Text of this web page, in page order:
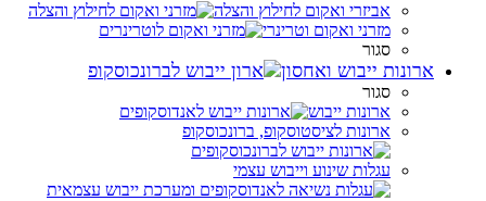
אביזרי ואקום לחילוץ והצלה
מזרני ואקום וטרינרי
סגור
ארונות ייבוש ואחסון
סגור
ארונות ייבוש
ארונות לציסטוסקופ, ברונכוסקופ
עגלות שינוע וייבוש עצמי